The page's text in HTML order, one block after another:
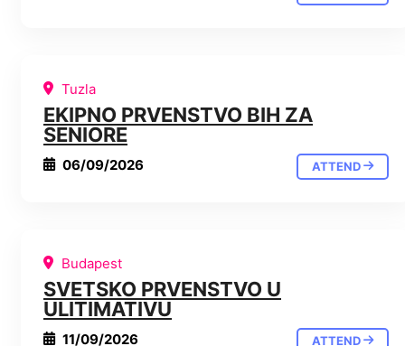
Tuzla
EKIPNO PRVENSTVO BIH ZA
SENIORE
06/09/2026 ATTEND
Budapest
SVETSKO PRVENSTVO U
ULITIMATIVU
11/09/2026 ATTEND